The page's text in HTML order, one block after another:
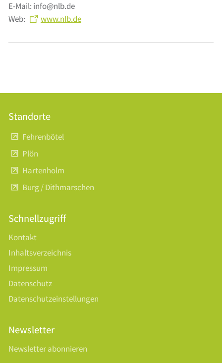
E-Mail: info@nlb.de
Web:
www.nlb.de
Standorte
Fehrenbötel
Plön
Hartenholm
Burg / Dithmarschen
Schnellzugriff
Kontakt
Inhaltsverzeichnis
Impressum
Datenschutz
Datenschutzeinstellungen
Newsletter
Newsletter abonnieren